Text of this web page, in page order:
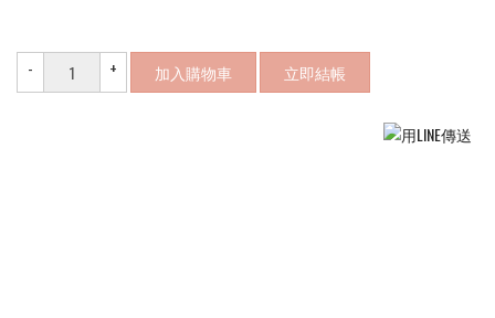
- + 加入購物車 立即結帳